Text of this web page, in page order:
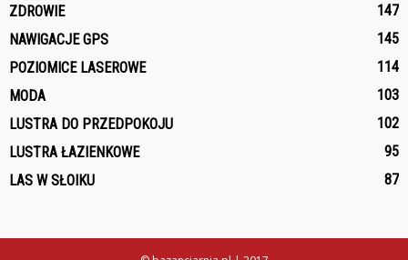
ZDROWIE
147
NAWIGACJE GPS
145
POZIOMICE LASEROWE
114
MODA
103
LUSTRA DO PRZEDPOKOJU
102
LUSTRA ŁAZIENKOWE
95
LAS W SŁOIKU
87